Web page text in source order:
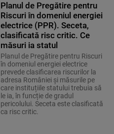
Planul de Pregătire pentru
Riscuri în domeniul energiei
electrice (PPR). Seceta,
clasificată risc critic. Ce
măsuri ia statul
Planul de Pregătire pentru Riscuri
în domeniul energiei electrice
prevede clasificarea riscurilor la
adresa României și măsurile pe
care instituțiile statului trebuia să
le ia, în funcție de gradul
pericolului. Seceta este clasificată
ca risc critic.